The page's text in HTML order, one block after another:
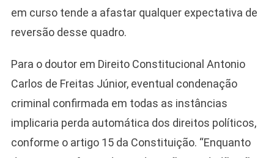
em curso tende a afastar qualquer expectativa de
reversão desse quadro.
Para o doutor em Direito Constitucional Antonio
Carlos de Freitas Júnior, eventual condenação
criminal confirmada em todas as instâncias
implicaria perda automática dos direitos políticos,
conforme o artigo 15 da Constituição. “Enquanto